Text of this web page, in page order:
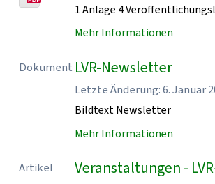
1 Anlage 4
Mehr Informationen
Dokument LVR-Newsletter
Letzte Änderung: 6. Januar
Bildtext Newsletter
Mehr Informationen
Artikel Veranstaltungen -